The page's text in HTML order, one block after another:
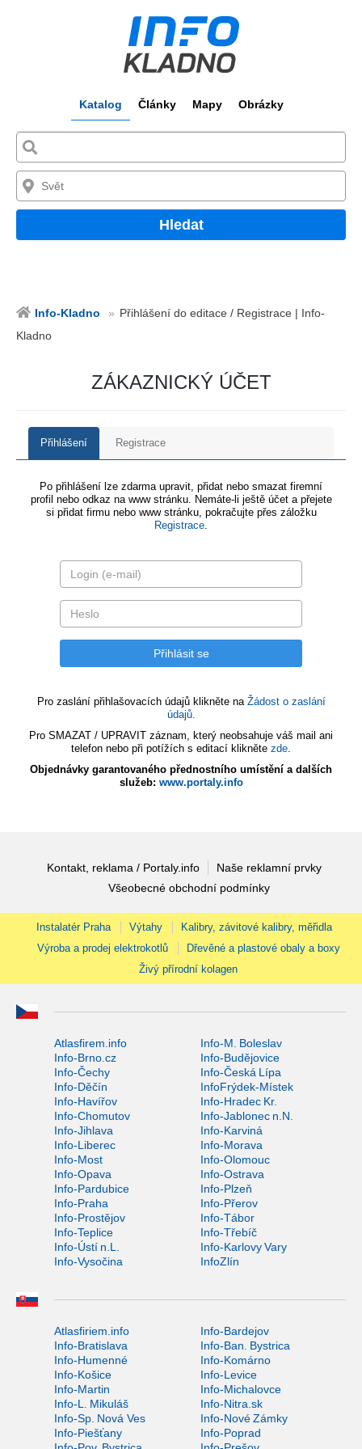
Katalog Články Mapy Obrázky
Hledat
Info-Kladno
Přihlášení do editace / Registrace | Info-
Kladno
ZÁKAZNICKÝ ÚČET
Přihlášení Registrace
Po přihlášení lze zdarma upravit, přidat nebo smazat firemní
profil nebo odkaz na www stránku. Nemáte-li ještě účet a přejete
si přidat firmu nebo www stránku, pokračujte přes záložku
Registrace.
Pro zaslání přihlašovacích údajů klikněte na Žádost o zaslání
údajů.
Pro SMAZAT / UPRAVIT záznam, který neobsahuje váš mail ani
telefon nebo při potížích s editací klikněte zde.
Objednávky garantovaného přednostního umístění a dalších
služeb: www.portaly.info
Kontakt, reklama / Portaly.info
Naše reklamní prvky
Všeobecné obchodní podmínky
Instalatér Praha Výtahy
Kalibry, závitové kalibry, měřidla
Výroba a prodej elektrokotlů
Dřevěné a plastové obaly a boxy
Živý přírodní kolagen
Atlasfirem.info
Info-M. Boleslav
Info-Brno.cz
Info-Budějovice
Info-Čechy
Info-Česká Lípa
Info-Děčín
InfoFrýdek-Místek
Info-Havířov
Info-Hradec Kr.
Info-Chomutov
Info-Jablonec n.N.
Info-Jihlava
Info-Karviná
Info-Liberec
Info-Morava
Info-Most
Info-Olomouc
Info-Opava
Info-Ostrava
Info-Pardubice
Info-Plzeň
Info-Praha
Info-Přerov
Info-Prostějov
Info-Tábor
Info-Teplice
Info-Třebíč
Info-Ústí n.L.
Info-Karlovy Vary
Info-Vysočina
InfoZlín
Atlasfiriem.info
Info-Bardejov
Info-Bratislava
Info-Ban. Bystrica
Info-Humenné
Info-Komárno
Info-Košice
Info-Levice
Info-Martin
Info-Michalovce
Info-L. Mikuláš
Info-Nitra.sk
Info-Sp. Nová Ves
Info-Nové Zámky
Info-Piešťany
Info-Poprad